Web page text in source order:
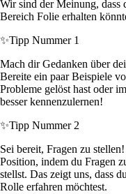
Wir sind der Meinung, dass
Bereich Folie erhalten
✨Tipp Nummer 1
Mach dir Gedanken über
Bereite ein paar Beispiele
Probleme gelöst hast oder
besser kennenzulernen!
✨Tipp Nummer 2
Sei bereit, Fragen zu
Position, indem du Fragen
stellst. Das zeigt uns, dass
Rolle erfahren möchtest.